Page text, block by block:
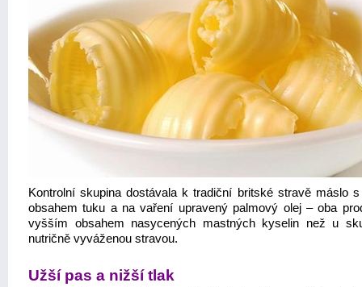
Kontrolní skupina dostávala k tradiční britské stravě máslo
obsahem tuku a na vaření upravený palmový olej – oba
vyšším obsahem nasycených mastných kyselin než u
nutričně vyváženou stravou.
Užší pas a nižší tlak